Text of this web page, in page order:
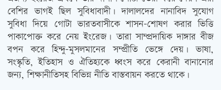
বেশির ভাগই ছিল সুবিধাবাদী। দালালদের নানাবিদ সুযোগ
সুবিধা দিয়ে গোটা ভারতবাসীকে শাসন-শোষণ করার ভিত্তি
পাকাপোক্ত করে নেয় ইংরেজ। তারা সাম্প্রদায়িক দাঙ্গার বীজ
বপন করে হিন্দু-মুসলমানের সম্প্রীতি ভেঙ্গে দেয়। ভাষা,
সংস্কৃতি, ইতিহাস ও ঐতিহ্যকে ধ্বংস করে কেরানী বানানোর
জন্য, শিক্ষানীতিসহ বিভিন্ন নীতি বাস্তবায়ন করতে থাকে।